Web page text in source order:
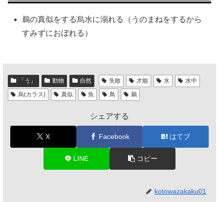
鵜の真似をする烏水に溺れる（うのまねをするから
すみずにおぼれる）
「う」 動物 自然 失敗 才能 水
水中
烏(カラス)
真似 魚 鳥 鵜
シェアする
X Facebook はてブ
LINE コピー
kotowazakaku01